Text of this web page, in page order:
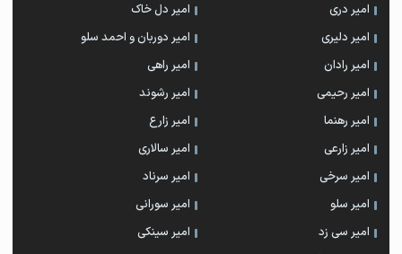
امیر دری
امیر دل خاک
امیر دلیری
امیر دوربان و احمد سلو
امیر رادان
امیر راهی
امیر رحیمی
امیر رشوند
امیر رهنما
امیر زارع
امیر زارعی
امیر سالاری
امیر سرخی
امیر سرناد
امیر سلو
امیر سورانی
امیر سی زد
امیر سینکی